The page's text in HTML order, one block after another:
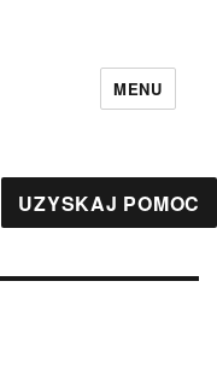
MENU
UZYSKAJ POMOC